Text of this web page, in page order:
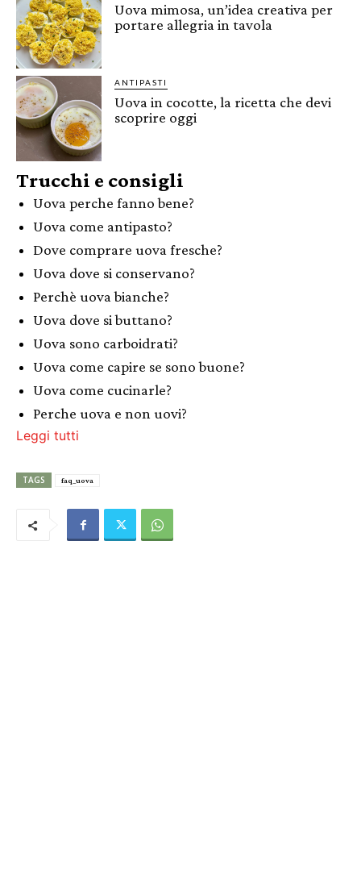
Uova mimosa, un’idea creativa per
portare allegria in tavola
ANTIPASTI
Uova in cocotte, la ricetta che devi
scoprire oggi
Trucchi e consigli
Uova perche fanno bene?
Uova come antipasto?
Dove comprare uova fresche?
Uova dove si conservano?
Perchè uova bianche?
Uova dove si buttano?
Uova sono carboidrati?
Uova come capire se sono buone?
Uova come cucinarle?
Perche uova e non uovi?
Leggi tutti
TAGS faq_uova